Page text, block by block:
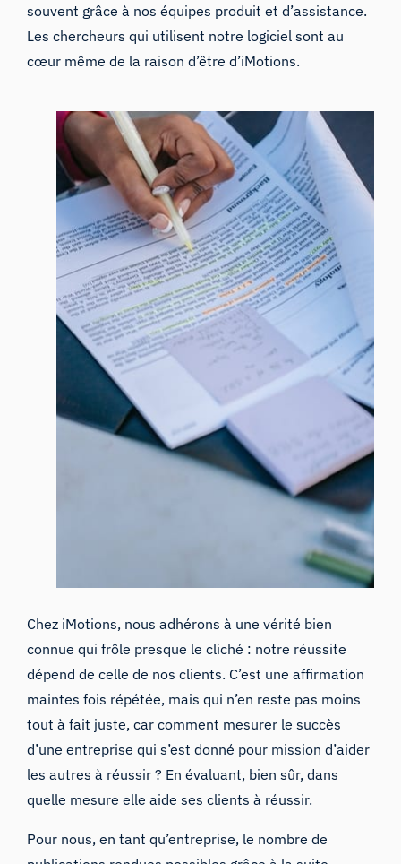
souvent grâce à nos équipes produit et d’assistance.
Les chercheurs qui utilisent notre logiciel sont au
cœur même de la raison d’être d’iMotions.
Chez iMotions, nous adhérons à une vérité bien
connue qui frôle presque le cliché : notre réussite
dépend de celle de nos clients. C’est une affirmation
maintes fois répétée, mais qui n’en reste pas moins
tout à fait juste, car comment mesurer le succès
d’une entreprise qui s’est donné pour mission d’aider
les autres à réussir ? En évaluant, bien sûr, dans
quelle mesure elle aide ses clients à réussir.
Pour nous, en tant qu’entreprise, le nombre de